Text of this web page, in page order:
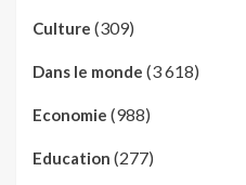
Culture (309)
Dans le monde (3 618)
Economie (988)
Education (277)